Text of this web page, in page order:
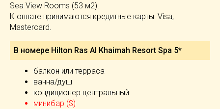
Sea View Rooms (53 м2).
К оплате принимаются кредитные карты: Visa,
Mastercard.
В номере Hilton Ras Al Khaimah Resort Spa 5*
балкон или терраса
ванна/душ
кондиционер центральный
минибар ($)